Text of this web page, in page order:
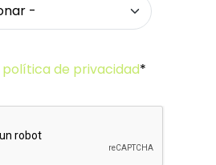
política de privacidad*